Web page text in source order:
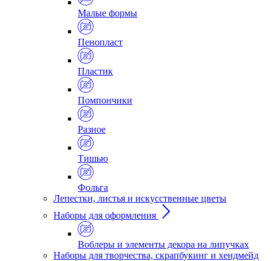
Малые формы
Пенопласт
Пластик
Помпончики
Разное
Тишью
Фольга
Лепестки, листья и искусственные цветы
Наборы для оформления
Воблеры и элементы декора на липучках
Наборы для творчества, скрапбукинг и хендмейд